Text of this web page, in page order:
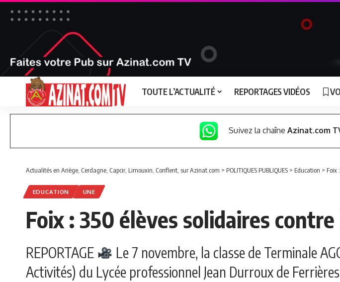
TOUTE L’ACTUALITÉ REPORTAGES VIDÉOS
Suivez la chaîne Azinat.com
Actualités en Ariège, Cerdagne, Capcir, Limouxin, Conflent, sur Azinat.com > POLITIQUES PUBLIQUES > Education > Foix
EDUCATION UNE
Foix : 350 élèves solidaires
REPORTAGE
Le 7 novembre, la classe de Terminale
Activités) du Lycée professionnel Jean Durroux de